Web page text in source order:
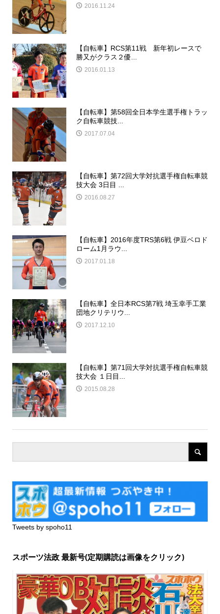
2016.11.24
【自転車】RCS第11戦 新年初レースで
勝又がクラス２優...
2016.01.13
【自転車】第58回全日本学生選手権トラッ
ク自転車競技...
2017.07.04
【自転車】第72回大学対抗選手権自転車競
技大会 3日目 ...
2016.08.27
【自転車】2016年度TRS第6戦 伊豆ベロド
ローム1月ラウ...
2017.01.18
【自転車】全日本RCS第7戦 埼玉幸手工業
団地クリテリウ...
2017.12.10
【自転車】第71回大学対抗選手権自転車競
技大会 １日目...
2015.08.28
Tweets by spoho11
スポーツ法政 最新号(定期購読は画像をクリック)